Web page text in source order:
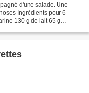
d'une salade. Une
Ingrédients pour 6
130 g de lait 65 g